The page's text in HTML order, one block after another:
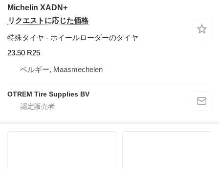
Michelin XADN+
リクエストに応じた価格
特殊タイヤ - ホイールローダーのタイヤ
23.50 R25
ベルギー, Maasmechelen
OTREM Tire Supplies BV